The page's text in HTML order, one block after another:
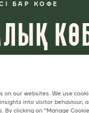
БАР КОФЕ
our websites. We use
into visitor behaviour,
clicking on “Manage